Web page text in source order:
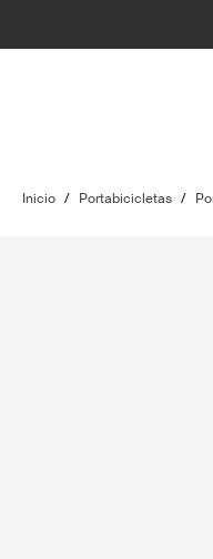
Inicio / Portabicicletas /